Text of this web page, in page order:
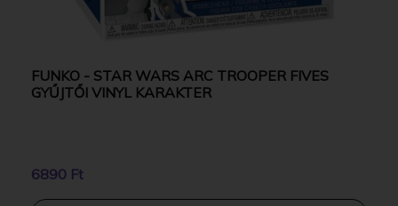
FUNKO - STAR WARS ARC TROOPER FIVES
GYŰJTŐI VINYL KARAKTER
6890 Ft